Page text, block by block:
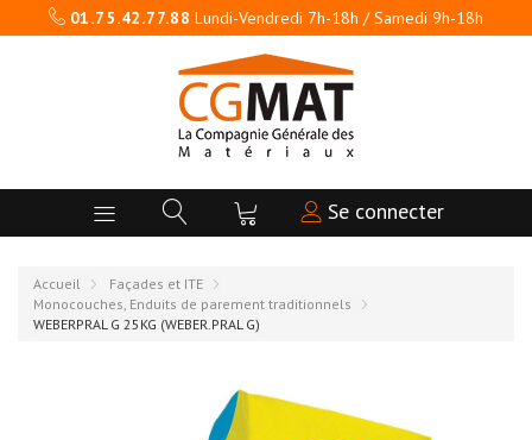
01.75.42.77.88 Lundi-Vendredi 7h-18h / Samedi 9h-18h
Se connecter
Accueil
Façades et ITE
Monocouches, Enduits de parement traditionnels
WEBERPRAL G 25KG (WEBER.PRAL G)